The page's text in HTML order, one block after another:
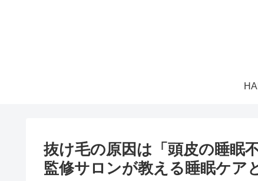
抜け毛の原因は「頭皮の睡眠
監修サロンが教える睡眠ケア